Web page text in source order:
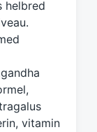
helbred
vitamin